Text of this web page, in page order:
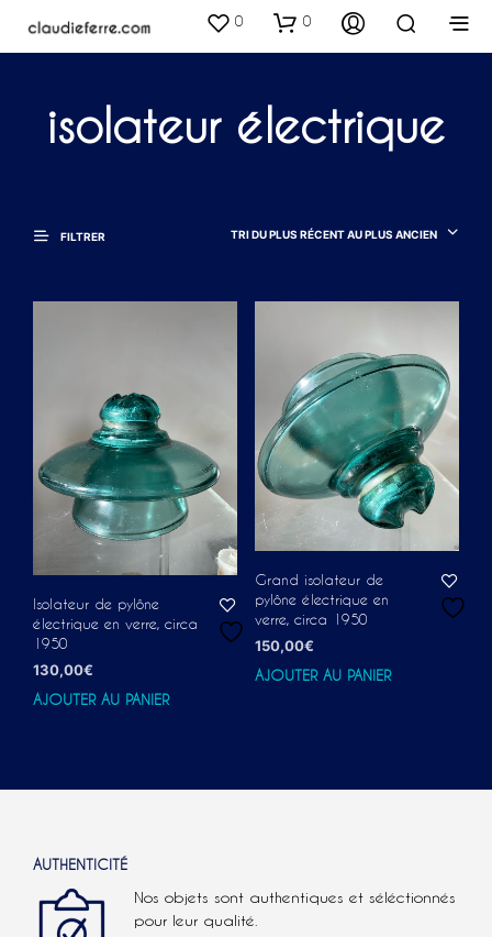
0 0
isolateur électrique
FILTRER TRI DU PLUS RÉCENT AU PLUS ANCIEN
Isolateur de pylône
électrique en verre, circa
1950
130,00€
AJOUTER AU PANIER
Grand isolateur de
pylône électrique en
verre, circa 1950
150,00€
AJOUTER AU PANIER
AUTHENTICITÉ
Nos objets sont authentiques et séléctionnés
pour leur qualité.